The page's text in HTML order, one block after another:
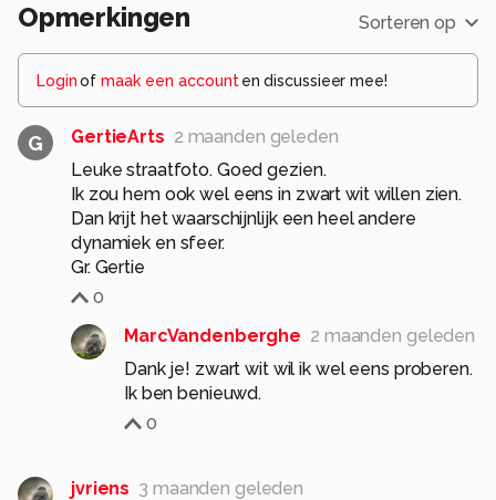
Opmerkingen Sorteren op
Loginof maak een account en discussieer mee!
G GertieArts 2 maanden geleden
Leuke straatfoto. Goed gezien.
Ik zou hem ook wel eens in zwart wit willen zien.
Dan krijt het waarschijnlijk een heel andere
dynamiek en sfeer.
Gr. Gertie
0
MarcVandenberghe 2 maanden geleden
Dank je! zwart wit wil ik wel eens proberen.
Ik ben benieuwd.
0
jvriens 3 maanden geleden